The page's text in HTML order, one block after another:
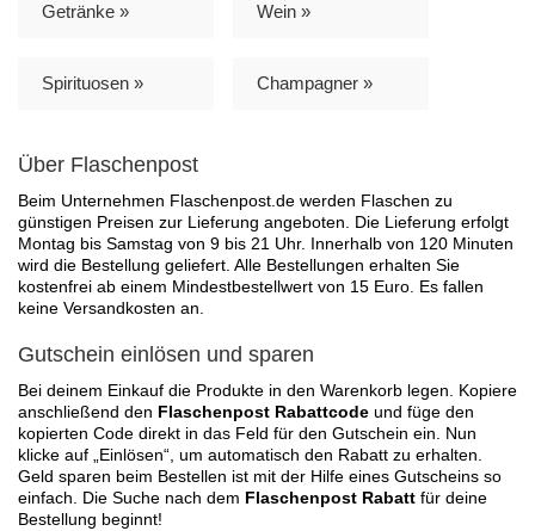
Getränke » Wein »
Spirituosen » Champagner »
Über Flaschenpost
Beim Unternehmen Flaschenpost.de werden Flaschen zu
günstigen Preisen zur Lieferung angeboten. Die Lieferung erfolgt
Montag bis Samstag von 9 bis 21 Uhr. Innerhalb von 120 Minuten
wird die Bestellung geliefert. Alle Bestellungen erhalten Sie
kostenfrei ab einem Mindestbestellwert von 15 Euro. Es fallen
keine Versandkosten an.
Gutschein einlösen und sparen
Bei deinem Einkauf die Produkte in den Warenkorb legen. Kopiere
anschließend den Flaschenpost Rabattcode und füge den
kopierten Code direkt in das Feld für den Gutschein ein. Nun
klicke auf „Einlösen“, um automatisch den Rabatt zu erhalten.
Geld sparen beim Bestellen ist mit der Hilfe eines Gutscheins so
einfach. Die Suche nach dem Flaschenpost Rabatt für deine
Bestellung beginnt!